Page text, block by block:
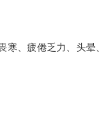
、疲倦乏力、头晕